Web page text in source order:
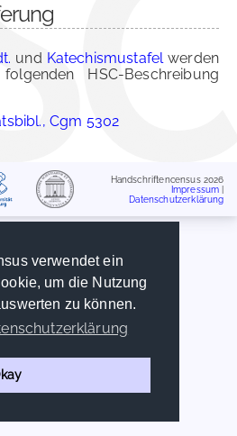
verwendet ein
um die Nutzung
zu können.
und Katechismustafelwerden
HSC-Beschreibung
Cgm 5302
Handschriftencensus 2026
Impressum
Datenschutzerklärung